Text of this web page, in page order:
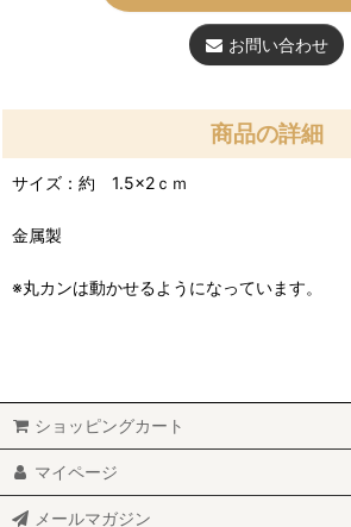
お問い合わせ
商品の詳細
サイズ：約 1.5×2ｃｍ
金属製
※丸カンは動かせるようになっています。
ショッピングカート
マイページ
メールマガジン